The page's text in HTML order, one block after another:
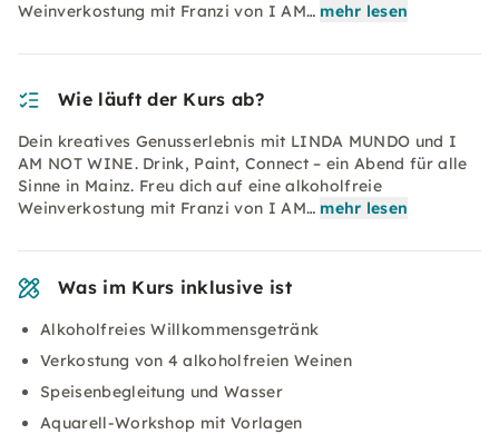
Weinverkostung mit Franzi von I AM… mehr lesen
Wie läuft der Kurs ab?
Dein kreatives Genusserlebnis mit LINDA MUNDO und I
AM NOT WINE. Drink, Paint, Connect – ein Abend für alle
Sinne in Mainz. Freu dich auf eine alkoholfreie
Weinverkostung mit Franzi von I AM… mehr lesen
Was im Kurs inklusive ist
Alkoholfreies Willkommensgetränk
Verkostung von 4 alkoholfreien Weinen
Speisenbegleitung und Wasser
Aquarell-Workshop mit Vorlagen